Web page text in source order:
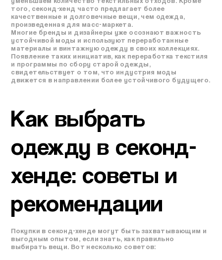
того, секонд-хенд часто предлагает более
качественные и долговечные вещи, чем одежда,
произведенная для масс-маркета.
Многие бренды и дизайнеры уже осознают важность
устойчивой моды и используют переработанные
материалы и винтажную одежду в своих коллекциях.
Появление таких инициатив, как переработка текстиля
и программы по сбору старой одежды,
свидетельствует о том, что индустрия моды
движется в направлении более устойчивого будущего.
Как выбрать
одежду в секонд-
хенде: советы и
рекомендации
Покупки в секонд-хенде могут быть захватывающим и
выгодным опытом, если знать, как правильно
выбирать вещи. Вот несколько советов: